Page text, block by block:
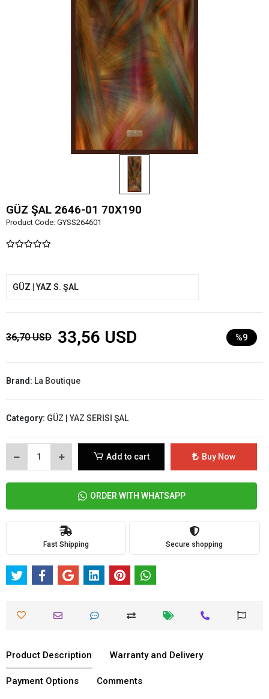
GÜZ ŞAL 2646-01 70X190
Product Code: GYSS264601
GÜZ | YAZ S. ŞAL
36,70 USD 33,56 USD %9
Brand: La Boutique
Category: GÜZ | YAZ SERİSİ ŞAL
Add to cart Buy Now
ORDER WITH WHATSAPP
Fast Shipping Secure shopping
Product Description Warranty and Delivery
Payment Options Comments